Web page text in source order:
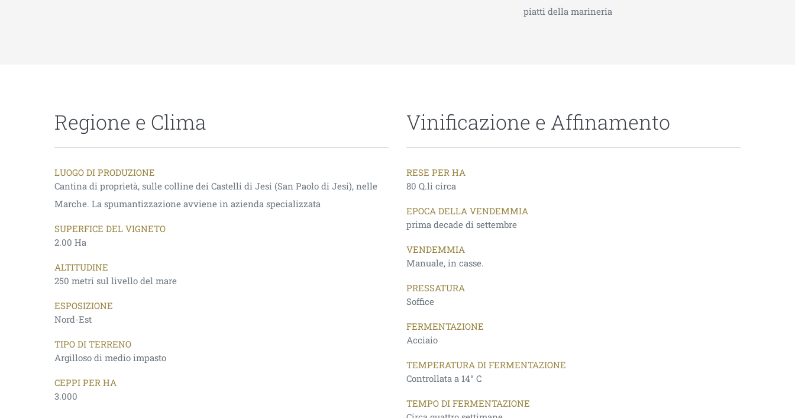
piatti della marineria
Regione e Clima
LUOGO DI PRODUZIONE
Cantina di proprietà, sulle colline dei Castelli di Jesi (San Paolo di Jesi), nelle
Marche. La spumantizzazione avviene in azienda specializzata
SUPERFICE DEL VIGNETO
2.00 Ha
ALTITUDINE
250 metri sul livello del mare
ESPOSIZIONE
Nord-Est
TIPO DI TERRENO
Argilloso di medio impasto
CEPPI PER HA
3.000
Vinificazione e Affinamento
RESE PER HA
80 Q.li circa
EPOCA DELLA VENDEMMIA
prima decade di settembre
VENDEMMIA
Manuale, in casse.
PRESSATURA
Soffice
FERMENTAZIONE
Acciaio
TEMPERATURA DI FERMENTAZIONE
Controllata a 14° C
TEMPO DI FERMENTAZIONE